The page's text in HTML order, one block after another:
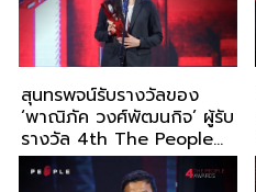
สุนทรพจน์รับรางวัลของ
‘พาณิภัค วงศ์พัฒนกิจ’ ผู้รับ
รางวัล 4th The People
Awards 2025